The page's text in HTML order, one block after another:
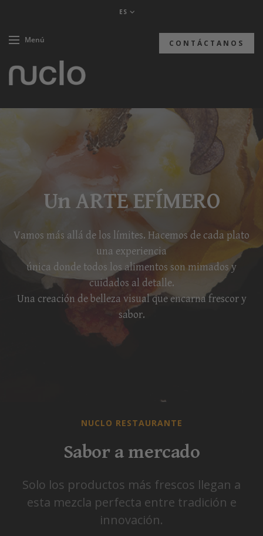
ES
Menú CONTÁCTANOS
Un ARTE EFÍMERO
Vamos más allá de los límites. Hacemos de cada plato
una experiencia
única donde todos los alimentos son mimados y
cuidados al detalle.
Una creación de belleza visual que encarna frescor y
sabor.
NUCLO RESTAURANTE
Sabor a mercado
Solo los productos más frescos llegan a
esta mezcla perfecta entre tradición e
innovación.